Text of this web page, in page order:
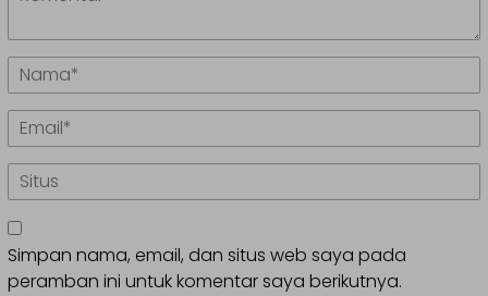
Simpan nama, email, dan situs web saya pada
peramban ini untuk komentar saya berikutnya.